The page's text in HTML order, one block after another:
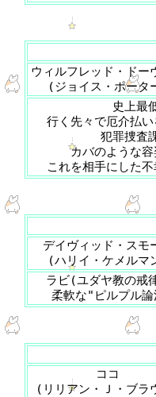
ウィルフレッド・ドー
(ジョイス・ポータ
史上最
行く先々で厄介払
犯罪捜査
カバのような
これを相手にした
デイヴィッド・スモ
(ハリイ・ケメルマ
ラビ(ユダヤ教の戒
柔軟な"ピルプル
ココ
(リリアン・Ｊ・ブラ